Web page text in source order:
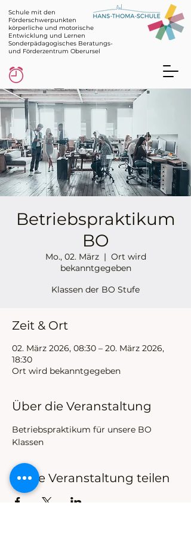
Schule mit den
Förderschwerpunkten
körperliche und motorische
Entwicklung und Lernen
Sonderpädagogisches Beratungs-
und Förderzentrum Oberursel
Betriebspraktikum
BO
Mo., 02. März
  |
Ort wird
bekanntgegeben
Klassen der BO Stufe
Zeit & Ort
02. März 2026, 08:30 – 20. März 2026,
18:30
Ort wird bekanntgegeben
Über die Veranstaltung
Betriebspraktikum für unsere BO
Klassen
Diese Veranstaltung teilen